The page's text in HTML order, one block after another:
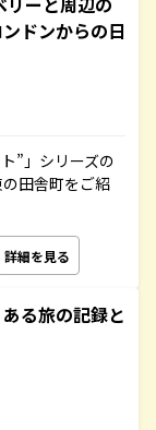
ドンからの日
”」シリーズの
田舎町をご紹
詳細を見る
る旅の記録と